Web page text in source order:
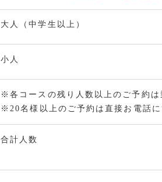
大人（中学生以上）
小人
※各コースの残り人数以上のご予約は
※20名様以上のご予約は直接お電話に
合計人数